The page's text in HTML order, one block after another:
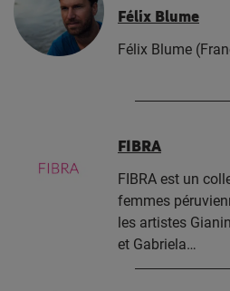
Félix Blume
Félix Blume
FIBRA
FIBRA est un
femmes
les artistes
et Gabriela…